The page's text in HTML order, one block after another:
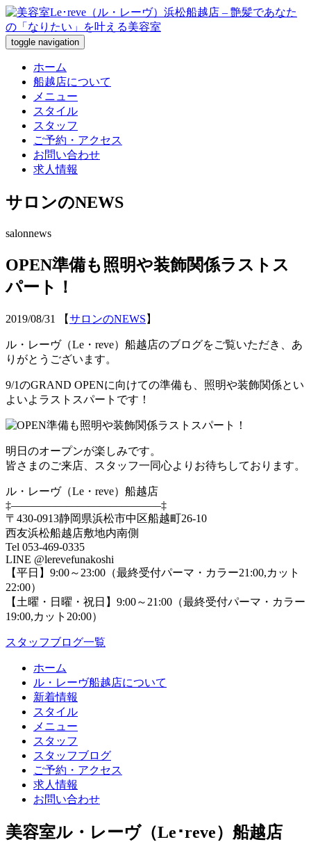
toggle navigation
ホーム
船越店について
メニュー
スタイル
スタッフ
ご予約・アクセス
お問い合わせ
求人情報
サロンのNEWS
salonnews
OPEN準備も照明や装飾関係ラストス
パート！
2019/08/31 【サロンのNEWS 】
ル・レーヴ（Le・reve）船越店のブログをご覧いただき、あ
りがとうございます。
9/1のGRAND OPENに向けての準備も、照明や装飾関係とい
よいよラストスパートです！
明日のオープンが楽しみです。
皆さまのご来店、スタッフ一同心よりお待ちしております。
ル・レーヴ（Le・reve）船越店
‡—————————————–‡
〒430-0913静岡県浜松市中区船越町26-10
西友浜松船越店敷地内南側
Tel 053-469-0335
LINE @lerevefunakoshi
【平日】9:00～23:00（最終受付パーマ・カラー21:00,カット
22:00）
【土曜・日曜・祝日】9:00～21:00（最終受付パーマ・カラー
19:00,カット20:00）
スタッフブログ一覧
ホーム
ル・レーヴ船越店について
新着情報
スタイル
メニュー
スタッフ
スタッフブログ
ご予約・アクセス
求人情報
お問い合わせ
美容室ル・レーヴ（Le･reve）船越店